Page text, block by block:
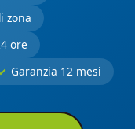
zona
ore
Garanzia 12 mesi